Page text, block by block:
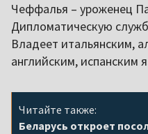
Чеффалья – уроженец
Дипломатическую
Владеет итальянским,
английским, испанским
Читайте также:
Беларусь откроет